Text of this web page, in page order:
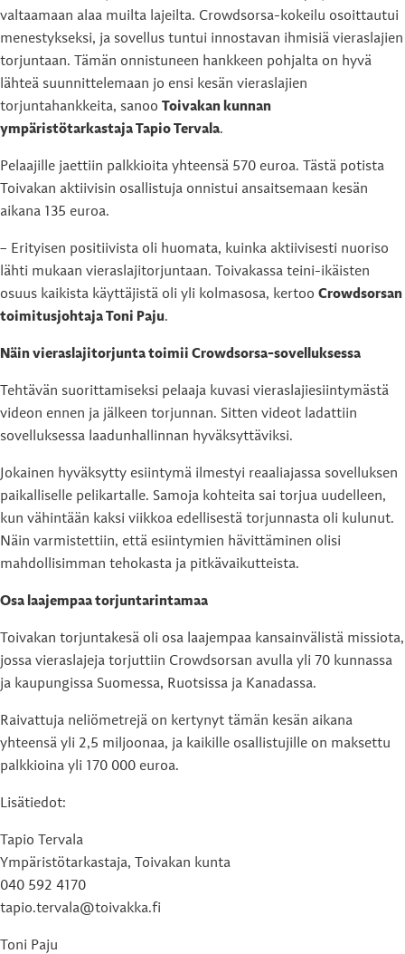
valtaamaan alaa muilta lajeilta. Crowdsorsa-kokeilu osoittautui
menestykseksi, ja sovellus tuntui innostavan ihmisiä vieraslajien
torjuntaan. Tämän onnistuneen hankkeen pohjalta on hyvä
lähteä suunnittelemaan jo ensi kesän vieraslajien
torjuntahankkeita, sanoo Toivakan kunnan
ympäristötarkastaja Tapio Tervala.
Pelaajille jaettiin palkkioita yhteensä 570 euroa. Tästä potista
Toivakan aktiivisin osallistuja onnistui ansaitsemaan kesän
aikana 135 euroa.
– Erityisen positiivista oli huomata, kuinka aktiivisesti nuoriso
lähti mukaan vieraslajitorjuntaan. Toivakassa teini-ikäisten
osuus kaikista käyttäjistä oli yli kolmasosa, kertoo Crowdsorsan
toimitusjohtaja Toni Paju.
Näin vieraslajitorjunta toimii Crowdsorsa-sovelluksessa
Tehtävän suorittamiseksi pelaaja kuvasi vieraslajiesiintymästä
videon ennen ja jälkeen torjunnan. Sitten videot ladattiin
sovelluksessa laadunhallinnan hyväksyttäviksi.
Jokainen hyväksytty esiintymä ilmestyi reaaliajassa sovelluksen
paikalliselle pelikartalle. Samoja kohteita sai torjua uudelleen,
kun vähintään kaksi viikkoa edellisestä torjunnasta oli kulunut.
Näin varmistettiin, että esiintymien hävittäminen olisi
mahdollisimman tehokasta ja pitkävaikutteista.
Osa laajempaa torjuntarintamaa
Toivakan torjuntakesä oli osa laajempaa kansainvälistä missiota,
jossa vieraslajeja torjuttiin Crowdsorsan avulla yli 70 kunnassa
ja kaupungissa Suomessa, Ruotsissa ja Kanadassa.
Raivattuja neliömetrejä on kertynyt tämän kesän aikana
yhteensä yli 2,5 miljoonaa, ja kaikille osallistujille on maksettu
palkkioina yli 170 000 euroa.
Lisätiedot:
Tapio Tervala
Ympäristötarkastaja, Toivakan kunta
040 592 4170
tapio.tervala@toivakka.fi
Toni Paju